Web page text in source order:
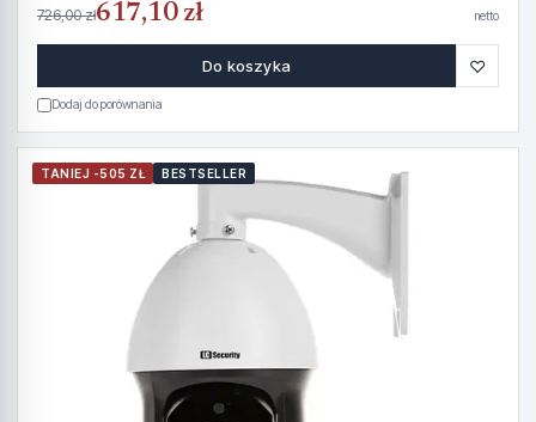
726,00 zł617,10 zł netto
Do koszyka ♡
Dodaj do porównania
TANIEJ -505 ZŁ BESTSELLER